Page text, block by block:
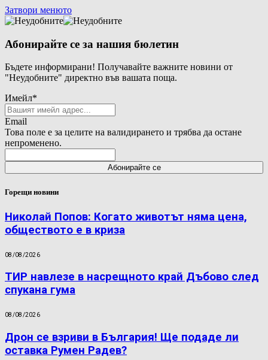
Затвори менюто
Абонирайте се за нашия бюлетин
Бъдете информирани! Получавайте важните новини от
"Неудобните" директно във вашата поща.
Имейл*
Email
Това поле е за целите на валидирането и трябва да остане
непроменено.
Горещи новини
Николай Попов: Когато животът няма цена,
обществото е в криза
08/08/2026
ТИР навлезе в насрещното край Дъбово след
спукана гума
08/08/2026
Дрон се взриви в България! Ще подаде ли
оставка Румен Радев?